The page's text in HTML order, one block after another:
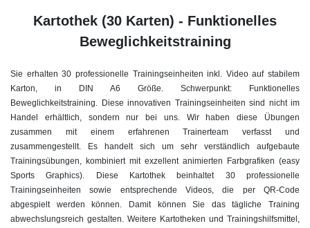
Kartothek (30 Karten) - Funktionelles
Beweglichkeitstraining
Sie erhalten 30 professionelle Trainingseinheiten inkl. Video auf stabilem
Karton, in DIN A6 Größe. Schwerpunkt: Funktionelles
Beweglichkeitstraining. Diese innovativen Trainingseinheiten sind nicht im
Handel erhältlich, sondern nur bei uns. Wir haben diese Übungen
zusammen mit einem erfahrenen Trainerteam verfasst und
zusammengestellt. Es handelt sich um sehr verständlich aufgebaute
Trainingsübungen, kombiniert mit exzellent animierten Farbgrafiken (easy
Sports Graphics). Diese Kartothek beinhaltet 30 professionelle
Trainingseinheiten sowie entsprechende Videos, die per QR-Code
abgespielt werden können. Damit können Sie das tägliche Training
abwechslungsreich gestalten. Weitere Kartotheken und Trainingshilfsmittel,